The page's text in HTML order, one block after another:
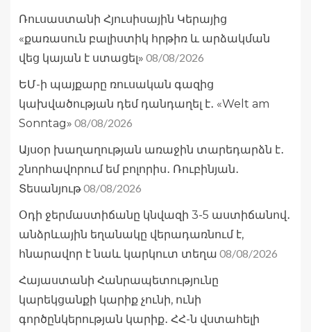
Ռուսաստանի Հյուսիսային Կերայից
«քառասուն բալիստիկ հրթիռ և արձակման
վեց կայան է ստացել» 08/08/2026
ԵՄ-ի պայքարը ռուսական գազից
կախվածության դեմ դանդաղել է․ «Welt am
Sonntag» 08/08/2026
Այսօր խաղաղության առաջին տարեդարձն է․
շնորհավորում եմ բոլորիս․ Ռուբինյան․
Տեսանյութ08/08/2026
Օդի ջերմաստիճանը կնվազի 3-5 աստիճանով․
անձրևային եղանակը վերադառնում է,
հնարավոր է նաև կարկուտ տեղա 08/08/2026
Հայաստանի Հանրապետությունը
կարեկցանքի կարիք չունի, ունի
գործընկերության կարիք․ ՀՀ-ն վստահելի